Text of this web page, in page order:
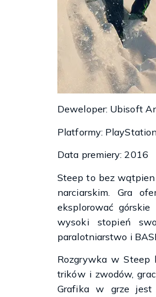
Deweloper: Ubisoft
Platformy:
Data premiery: 2016
Steep to bez
narciarskim. Gra
eksplorować
wysoki stopień
paralotniarstwo i
Rozgrywka w Steep
trików i zwodów,
Grafika w grze jest